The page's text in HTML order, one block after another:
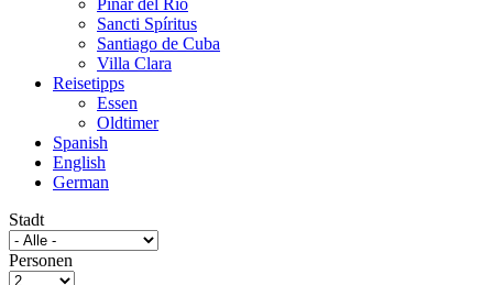
Pinar del Rio
Sancti Spíritus
Santiago de Cuba
Villa Clara
Reisetipps
Essen
Oldtimer
Spanish
English
German
Stadt
Personen